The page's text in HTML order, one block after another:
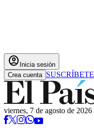
account_circle Inicia sesión
Crea cuenta SUSCRÍBETE
viernes, 7 de agosto de 2026